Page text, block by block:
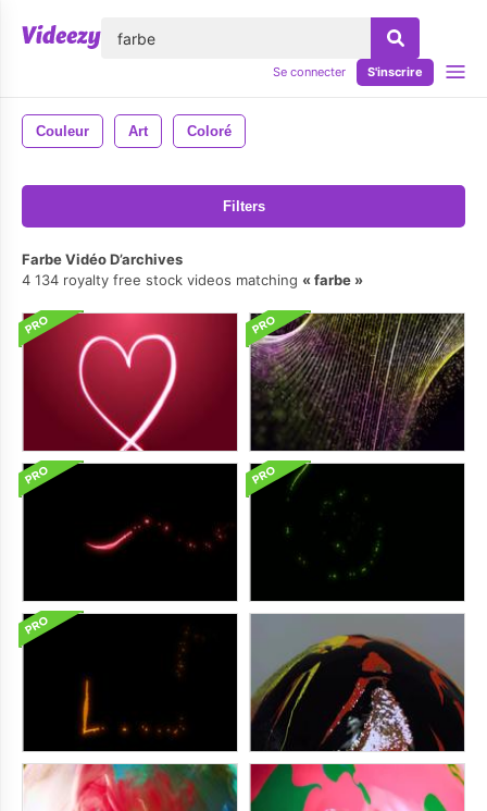
Se connecter S'inscrire
Couleur Art Coloré
Filters
Farbe Vidéo D’archives
4 134 royalty free stock videos matching
farbe